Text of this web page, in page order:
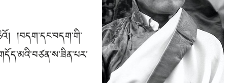
།བདག་དང་བདག་གི་